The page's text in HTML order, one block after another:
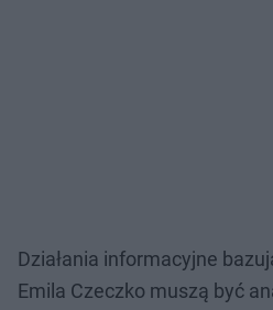
Działania informacyjne
Emila Czeczko muszą być